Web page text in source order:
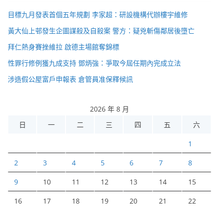
目標九月發表首個五年規劃 李家超：研設機構代辦樓宇維修
黃大仙上邨發生企圖謀殺及自殺案 警方：疑兇斬傷鄰居後墮亡
拜仁熱身賽挫維拉 啟德主場館奪錦標
性罪行修例獲九成支持 鄧炳強：爭取今屆任期內完成立法
涉造假公屋富戶申報表 倉管員准保釋候訊
2026 年 8 月
日
一 二 三 四 五 六
1
2 3 4 5 6 7 8
9 10 11 12 13 14 15
16 17 18 19 20 21 22